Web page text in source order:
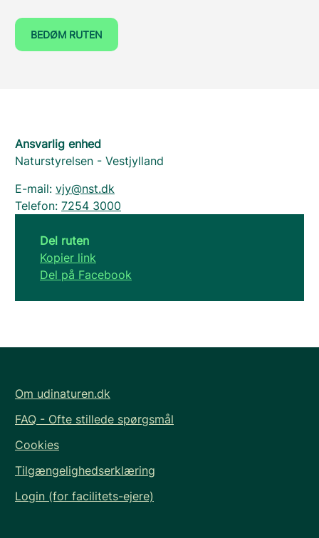
BEDØM RUTEN
Ansvarlig enhed
Naturstyrelsen - Vestjylland
E-mail: vjy@nst.dk
Telefon: 7254 3000
Del ruten
Kopier link
Del på Facebook
Om udinaturen.dk
FAQ - Ofte stillede spørgsmål
Cookies
Tilgængelighedserklæring
Login (for facilitets-ejere)